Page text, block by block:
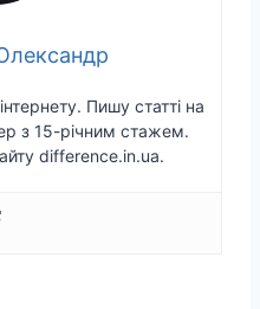
Пишу статті на
з 15-річним стажем.
difference.in.ua.